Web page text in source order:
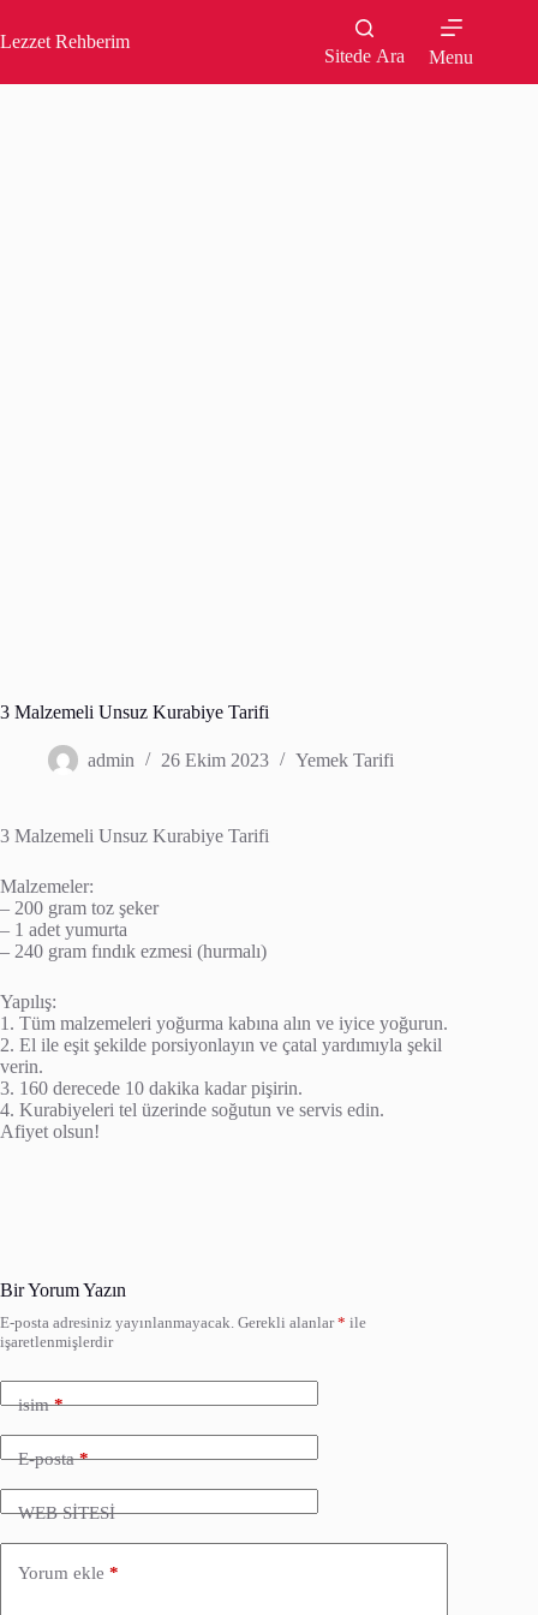
to
content
Lezzet Rehberim
Sitede Ara Menu
3 Malzemeli Unsuz Kurabiye Tarifi
admin 26 Ekim 2023 Yemek Tarifi
3 Malzemeli Unsuz Kurabiye Tarifi
Malzemeler:
– 200 gram toz şeker
– 1 adet yumurta
– 240 gram fındık ezmesi (hurmalı)
Yapılış:
1. Tüm malzemeleri yoğurma kabına alın ve iyice yoğurun.
2. El ile eşit şekilde porsiyonlayın ve çatal yardımıyla şekil
verin.
3. 160 derecede 10 dakika kadar pişirin.
4. Kurabiyeleri tel üzerinde soğutun ve servis edin.
Afiyet olsun!
Bir Yorum Yazın
E-posta adresiniz yayınlanmayacak. Gerekli alanlar* ile
işaretlenmişlerdir
isim*
E-posta*
WEB SİTESİ
Yorum ekle *